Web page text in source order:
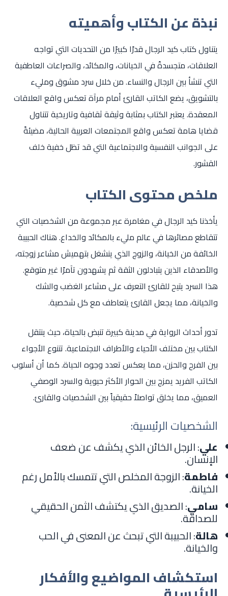
نبذة عن الكتاب وأهميته
يتناول كتاب كيد الرجال قدرًا كبيرًا من التحديات التي تواجه
العلاقات، متجسدةً في الخيانات، والمكائد، والصراعات العاطفية
التي تنشأ بين الرجال والنساء. من خلال سرد مشوق ومليء
بالتشويق، يضع الكاتب القارئ أمام مرآة تعكس واقع العلاقات
المعقدة. يعتبر الكتاب بمثابة وثيقة ثقافية وتاريخية تتناول
قضايا هامة تعكس واقع المجتمعات العربية الحالية، مضيئةً
على الجوانب النفسية والاجتماعية التي قد تظل خفية خلف
القشور.
ملخص محتوى الكتاب
يأخذنا كيد الرجال في مغامرة عبر مجموعة من الشخصيات التي
تتقاطع مصائرها في عالم مليء بالمكائد والخداع. هناك الحبيبة
الخائفة من الخيانة، والزوج الذي ينشغل بتهميش مشاعر زوجته،
والأصدقاء الذين يتبادلون الثقة ثم يشهدون تآمرًا غير متوقع.
هذا السرد يتيح للقارئ التعرف على مشاعر الغضب والشك
والخيانة، مما يجعل القارئ يتعاطف مع كل شخصية.
تدور أحداث الرواية في مدينة كبيرة تنبض بالحياة، حيث ينتقل
الكتاب بين مختلف الأحياء والأطراف الاجتماعية. تتنوع الأجواء
بين الفرح والحزن، مما يعكس تعدد وجوه الحياة. كما أن أسلوب
الكاتب الفريد يمزج بين الحوار الأكثر حيوية والسرد الوصفي
العميق، مما يخلق تواصلاً حقيقياً بين الشخصيات والقارئ.
الشخصيات الرئيسية:
علي: الرجل الخائن الذي يكشف عن ضعف
الإنسان.
فاطمة: الزوجة المخلص التي تتمسك بالأمل رغم
الخيانة.
سامي: الصديق الذي يكتشف الثمن الحقيقي
للصداقة.
هالة: الحبيبة التي تبحث عن المعنى في الحب
والخيانة.
استكشاف المواضيع والأفكار